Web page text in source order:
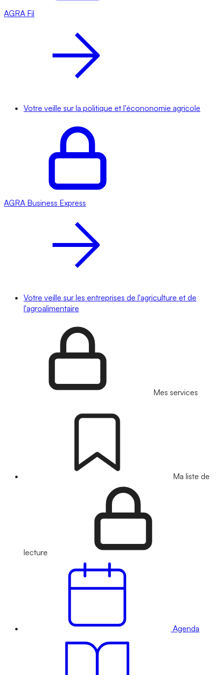
AGRA Fil
Votre veille sur la politique et l'écononomie agricole
AGRA Business Express
Votre veille sur les entreprises de l'agriculture et de
l'agroalimentaire
Mes services
Ma liste de
lecture
Agenda